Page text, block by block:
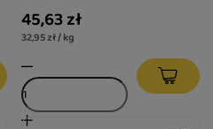
Moments z sercami z gęsi
185 g
45,63 zł
32,95 zł / kg